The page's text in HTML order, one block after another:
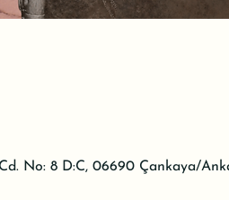
No: 8 D:C, 06690 Çankaya/